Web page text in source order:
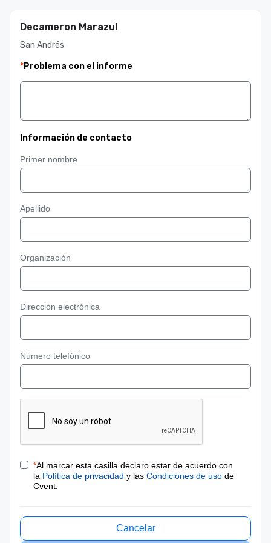
Decameron Marazul
San Andrés
*Problema con el informe
Información de contacto
Primer nombre
Apellido
Organización
Dirección electrónica
Número telefónico
*Al marcar esta casilla declaro estar de acuerdo con
la Política de privacidad y las Condiciones de uso de
Cvent.
Cancelar